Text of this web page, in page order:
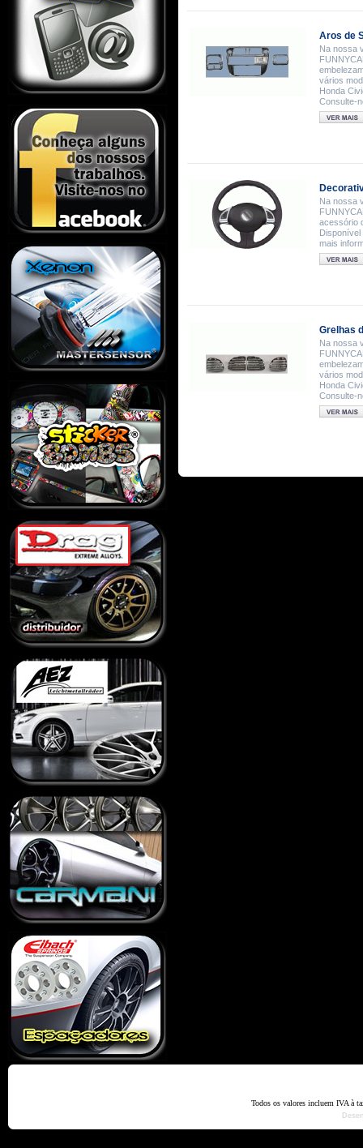
Aros de
Na nossa
vários
Honda
Consulte-
Na nossa
acessório
Disponível
mais
Grelhas
Na nossa
vários
Honda
Consulte-
Todos os valores incluem IVA à